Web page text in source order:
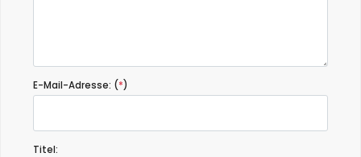
E-Mail-Adresse: (*)
Titel: